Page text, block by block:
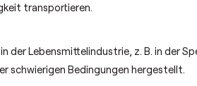
transportieren.
der Lebensmittelindustrie, z. B. in der
schwierigen Bedingungen hergestellt.